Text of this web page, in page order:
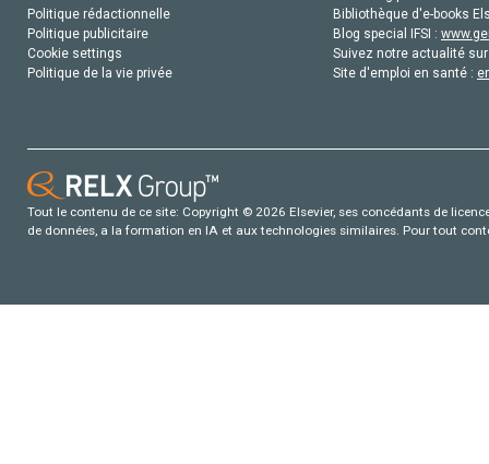
Politique rédactionnelle
Politique publicitaire
Cookie settings
Politique de la vie privée
Bibliothèque d'e-books
Blog special IFSI :
Suivez notre actualité
Site d'emploi en santé :
Tout le contenu de ce site: Copyright © 2026 Elsevier, ses concédants de
de données, a la formation en IA et aux technologies similaires. Pour tout